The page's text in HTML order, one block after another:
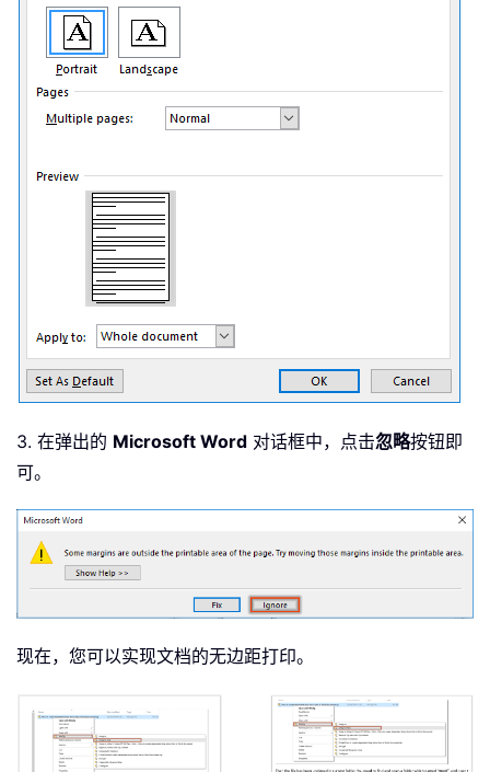
3. 在弹出的 Microsoft Word 对话框中，点击忽略按钮即
可。
现在，您可以实现文档的无边距打印。